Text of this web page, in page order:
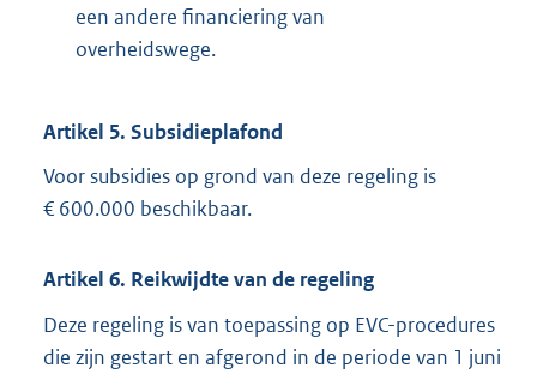
een andere financiering van
overheidswege.
Artikel 5. Subsidieplafond
Voor subsidies op grond van deze regeling is
€ 600.000 beschikbaar.
Artikel 6. Reikwijdte van de regeling
Deze regeling is van toepassing op EVC-procedures
die zijn gestart en afgerond in de periode van 1 juni